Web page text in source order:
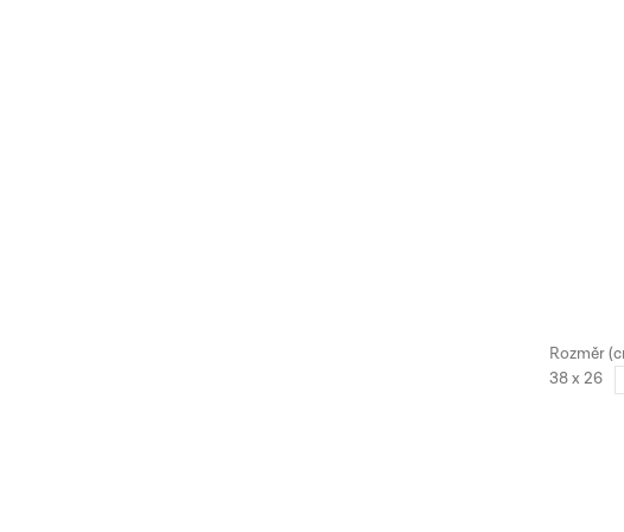
38 x 26